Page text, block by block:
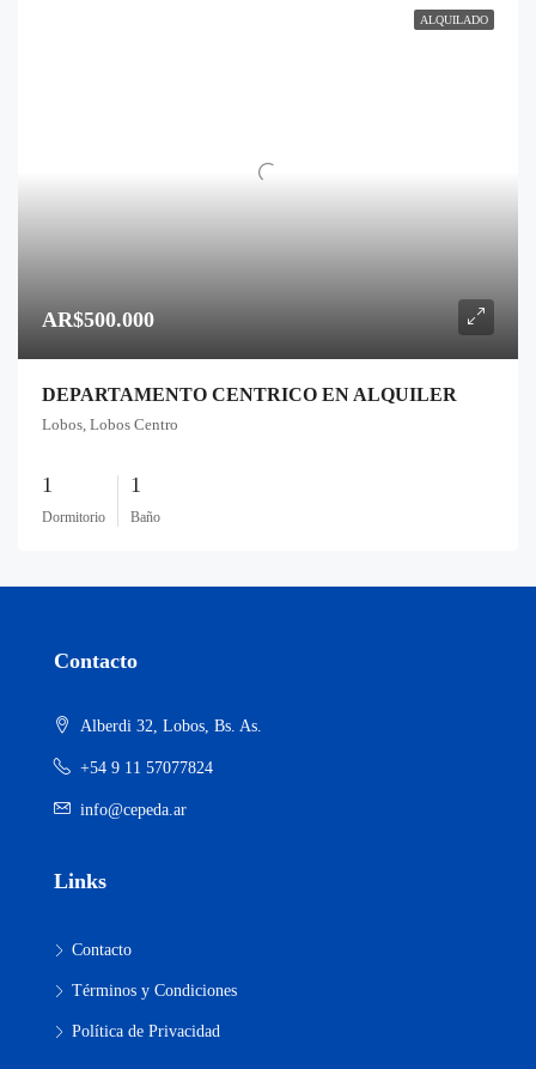
ALQUILADO
AR$500.000
DEPARTAMENTO CENTRICO EN ALQUILER
Lobos, Lobos Centro
1
Dormitorio
1
Baño
Contacto
Alberdi 32, Lobos, Bs. As.
+54 9 11 57077824
info@cepeda.ar
Links
Contacto
Términos y Condiciones
Política de Privacidad